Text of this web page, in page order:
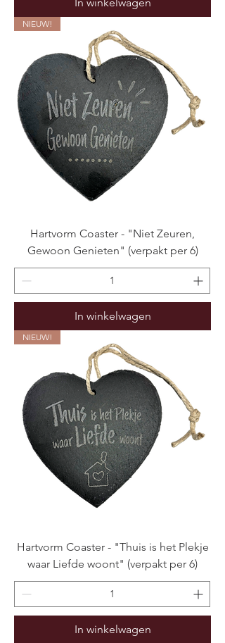
NIEUW!
Hartvorm Coaster - "Niet Zeuren,
Gewoon Genieten" (verpakt per 6)
In winkelwagen
NIEUW!
Hartvorm Coaster - "Thuis is het Plekje
waar Liefde woont" (verpakt per 6)
In winkelwagen